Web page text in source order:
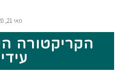
מאי 21, 2020
הקריקטורה